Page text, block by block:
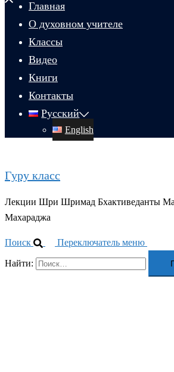
Главная
О духовном учителе
Классы
Видео
Книги
Контакты
Русский
English
Гуру класс
Лекции Шри Шримад Бхактиведанты
Махараджа
Поиск Переключатель меню
Найти: